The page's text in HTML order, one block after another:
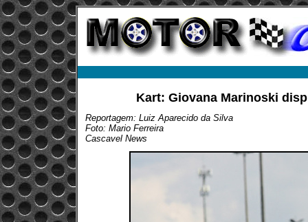
Kart: Giovana Marinoski
Reportagem: Luiz Aparecido da Silva
Foto: Mario Ferreira
Cascavel News